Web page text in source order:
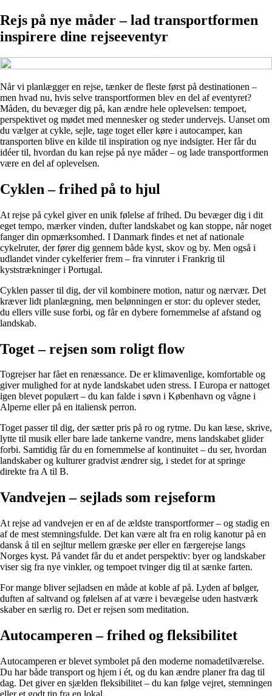
Rejs på nye måder – lad transportformen
inspirere dine rejseeventyr
Når vi planlægger en rejse, tænker de fleste først på destinationen –
men hvad nu, hvis selve transportformen blev en del af eventyret?
Måden, du bevæger dig på, kan ændre hele oplevelsen: tempoet,
perspektivet og mødet med mennesker og steder undervejs. Uanset om
du vælger at cykle, sejle, tage toget eller køre i autocamper, kan
transporten blive en kilde til inspiration og nye indsigter. Her får du
idéer til, hvordan du kan rejse på nye måder – og lade transportformen
være en del af oplevelsen.
Cyklen – frihed på to hjul
At rejse på cykel giver en unik følelse af frihed. Du bevæger dig i dit
eget tempo, mærker vinden, dufter landskabet og kan stoppe, når noget
fanger din opmærksomhed. I Danmark findes et net af nationale
cykelruter, der fører dig gennem både kyst, skov og by. Men også i
udlandet vinder cykelferier frem – fra vinruter i Frankrig til
kyststrækninger i Portugal.
Cyklen passer til dig, der vil kombinere motion, natur og nærvær. Det
kræver lidt planlægning, men belønningen er stor: du oplever steder,
du ellers ville suse forbi, og får en dybere fornemmelse af afstand og
landskab.
Toget – rejsen som roligt flow
Togrejser har fået en renæssance. De er klimavenlige, komfortable og
giver mulighed for at nyde landskabet uden stress. I Europa er nattoget
igen blevet populært – du kan falde i søvn i København og vågne i
Alperne eller på en italiensk perron.
Toget passer til dig, der sætter pris på ro og rytme. Du kan læse, skrive,
lytte til musik eller bare lade tankerne vandre, mens landskabet glider
forbi. Samtidig får du en fornemmelse af kontinuitet – du ser, hvordan
landskaber og kulturer gradvist ændrer sig, i stedet for at springe
direkte fra A til B.
Vandvejen – sejlads som rejseform
At rejse ad vandvejen er en af de ældste transportformer – og stadig en
af de mest stemningsfulde. Det kan være alt fra en rolig kanotur på en
dansk å til en sejltur mellem græske øer eller en færgerejse langs
Norges kyst. På vandet får du et andet perspektiv: byer og landskaber
viser sig fra nye vinkler, og tempoet tvinger dig til at sænke farten.
For mange bliver sejladsen en måde at koble af på. Lyden af bølger,
duften af saltvand og følelsen af at være i bevægelse uden hastværk
skaber en særlig ro. Det er rejsen som meditation.
Autocamperen – frihed og fleksibilitet
Autocamperen er blevet symbolet på den moderne nomadetilværelse.
Du har både transport og hjem i ét, og du kan ændre planer fra dag til
dag. Det giver en sjælden fleksibilitet – du kan følge vejret, stemningen
eller et godt tip fra en lokal.